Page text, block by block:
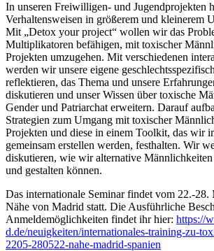
In unseren Freiwilligen- und Jugendprojekten
Verhaltensweisen in größerem und kleinerem
Mit „Detox your project“ wollen wir das
Multiplikatoren befähigen, mit toxischer
Projekten umzugehen. Mit verschiedenen
werden wir unsere eigene
reflektieren, das Thema und unsere
diskutieren und unser Wissen über toxische
Gender und Patriarchat erweitern. Darauf
Strategien zum Umgang mit toxischer
Projekten und diese in einem Toolkit, das wir
gemeinsam erstellen werden, festhalten. Wir
diskutieren, wie wir alternative
und gestalten können.
Das internationale Seminar findet vom 22.-28.
Nähe von Madrid statt. Die Ausführliche
Anmeldemöglichkeiten findet ihr hier: https://
d.de/neuigkeiten/internationales-training-zu-
2205-280522-nahe-madrid-spanien